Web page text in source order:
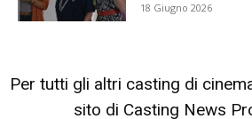
18 Giugno 2026
Per tutti gli altri casting di
sito di Casting News